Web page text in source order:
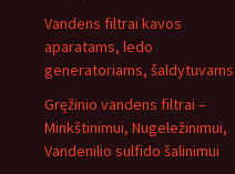
Vandens filtrai kavos
aparatams, ledo
generatoriams, šaldytuvams
Gręžinio vandens filtrai –
Minkštinimui, Nugeležinimui,
Vandenilio sulfido šalinimui